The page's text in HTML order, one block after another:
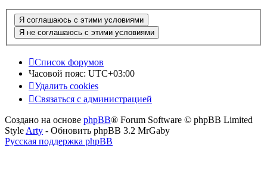
Список форумов
Часовой пояс: UTC+03:00
Удалить cookies
Связаться с администрацией
Создано на основе phpBB® Forum Software © phpBB Limited
Style Arty - Обновить phpBB 3.2 MrGaby
Русская поддержка phpBB